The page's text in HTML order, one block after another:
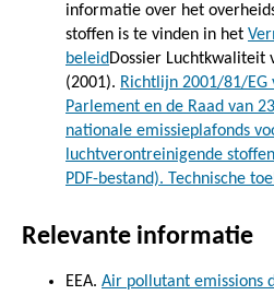
informatie over het
stoffen is te vinden in het
beleidDossier Luchtkwaliteit
(2001). Richtlijn 2001/81/EG
Parlement en de Raad van
nationale emissieplafonds
luchtverontreinigende
PDF-bestand). Technische
Relevante informatie
EEA. Air pollutant emissions